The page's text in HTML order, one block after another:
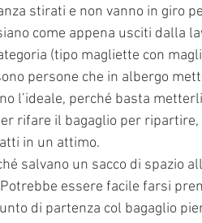
stirati e non vanno in giro
come appena usciti dalla
(tipo magliette con
persone che in albergo
l’ideale, perché basta
rifare il bagaglio per
in un attimo.
salvano un sacco di spazio
essere facile farsi
di partenza col bagaglio